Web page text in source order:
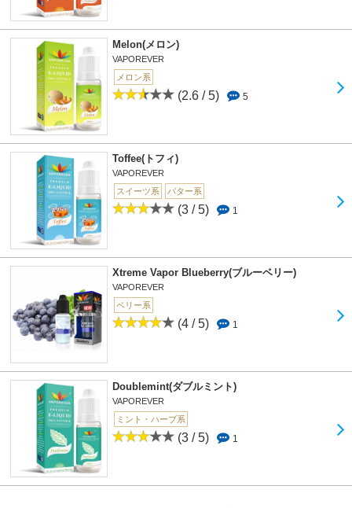
Melon(メロン)
VAPOREVER
メロン系
(2.6 / 5) 5
Toffee(トフィ)
VAPOREVER
スイーツ系
バター系
(3 / 5) 1
Xtreme Vapor Blueberry(ブルーベリー)
VAPOREVER
ベリー系
(4 / 5) 1
Doublemint(ダブルミント)
VAPOREVER
ミント・ハーブ系
(3 / 5) 1